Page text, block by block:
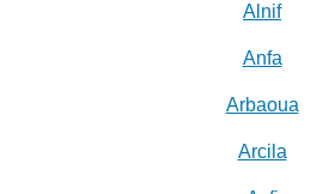
Alnif
Anfa
Arbaoua
Arcila